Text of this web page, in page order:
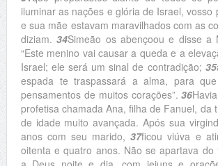
iluminar as nações e glória de Israel, vosso
e sua mãe estavam maravilhados com as
diziam.34Simeão os abençoou e disse a
“Este menino vai causar a queda e a
Israel; ele será um sinal de contradição; 35
espada te traspassará a alma, para
pensamentos de muitos corações”.36
profetisa chamada Ana, filha de Fanuel, da
de idade muito avançada. Após sua
anos com seu marido,37ficou viúva e
oitenta e quatro anos. Não se apartava do